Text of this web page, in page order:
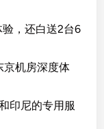
，还白送2台6
京机房深度体
印尼的专用服